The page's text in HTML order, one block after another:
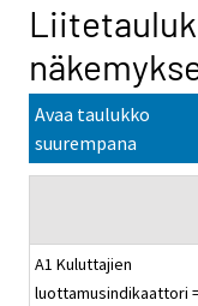
Avaa taulukko
suurempana
A1 Kuluttajien
luottamusindikaattori